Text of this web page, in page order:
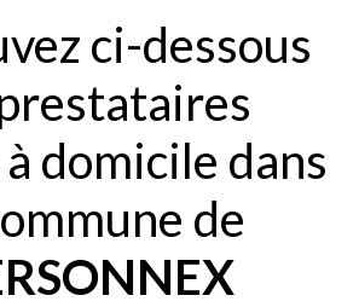
ci-dessous
domicile dans
de